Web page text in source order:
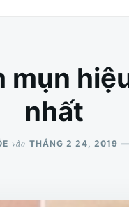
mụn
nhất
vào THÁNG 2 24, 2019